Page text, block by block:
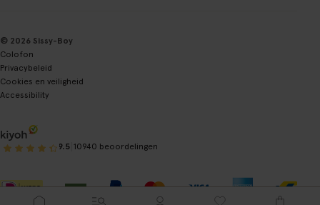
© 2026 Sissy-Boy
Colofon
Privacybeleid
Cookies en veiligheid
Accessibility
9.5 10940 beoordelingen